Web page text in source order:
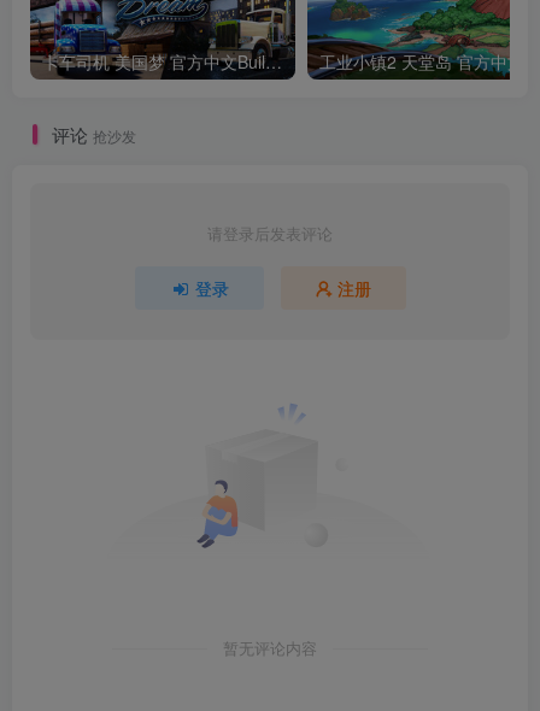
卡车司机 美国梦 官方中文Build.24390879
评论 抢沙发
请登录后发表评论
登录 注册
暂无评论内容